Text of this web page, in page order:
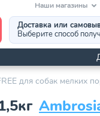
Наши магазины
Доставка или
Выберите способ
для собак мелких